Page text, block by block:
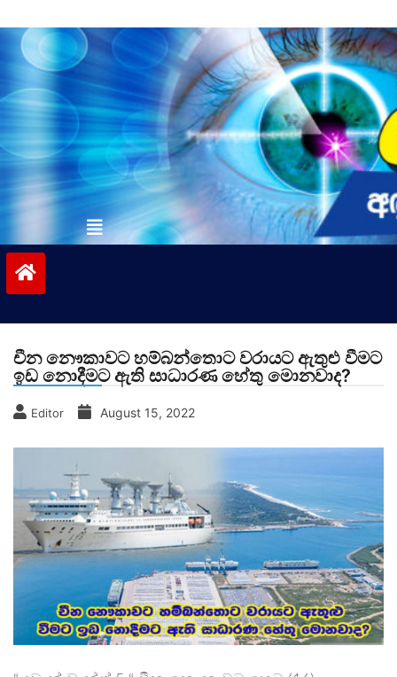
to
contentvinivida.lk
චීන නෞකාවට හම්බන්තොට වරායට ඇතුළු වීමට
ඉඩ නොදීමට ඇති සාධාරණ හේතු මොනවාද?
Editor August 15, 2022